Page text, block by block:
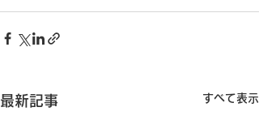
最新記事 すべて表示